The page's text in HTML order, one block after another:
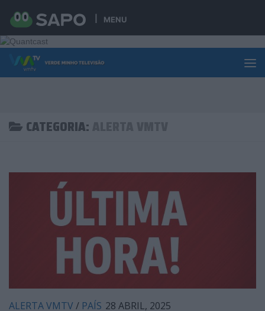
MENU
Skip to content
CATEGORIA:
ALERTA VMTV/ PAÍS 28 ABRIL, 2025